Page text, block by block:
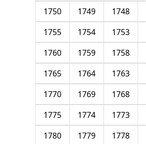
1748
1749
1750
1753
1754
1755
1758
1759
1760
1763
1764
1765
1768
1769
1770
1773
1774
1775
1778
1779
1780